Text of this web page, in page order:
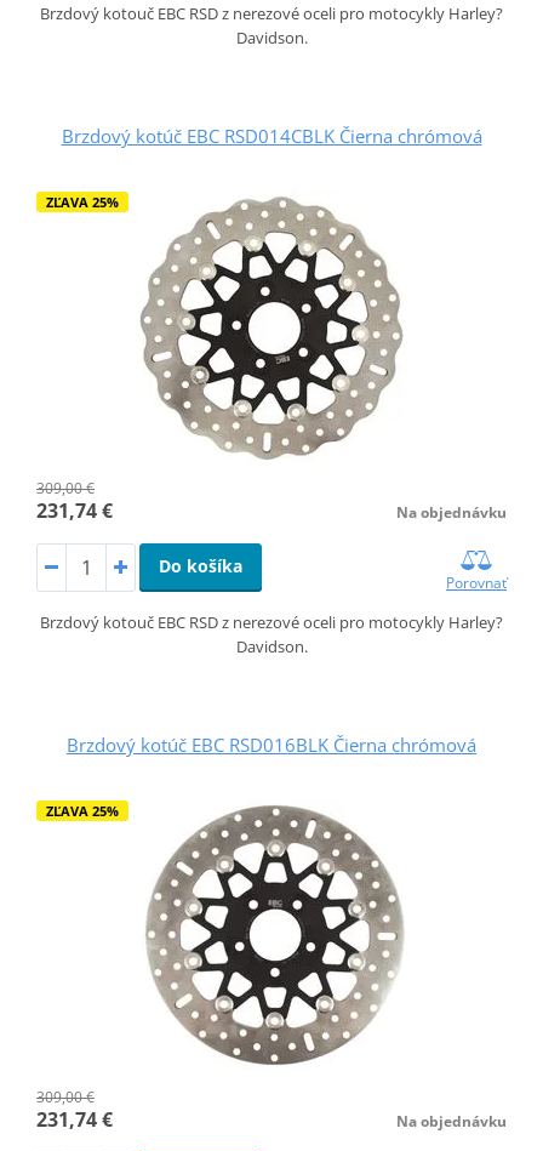
Brzdový kotouč EBC RSD z nerezové oceli pro motocykly Harley?
Davidson.
Brzdový kotúč EBC RSD014CBLK Čierna chrómová
ZĽAVA 25%
309,00 €
231,74 € Na objednávku
Do košíka
Porovnať
Brzdový kotouč EBC RSD z nerezové oceli pro motocykly Harley?
Davidson.
Brzdový kotúč EBC RSD016BLK Čierna chrómová
ZĽAVA 25%
309,00 €
231,74 € Na objednávku